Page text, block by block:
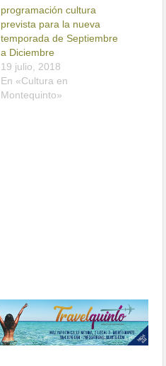
programación cultura
prevista para la nueva
temporada de Septiembre
a Diciembre
19 julio, 2018
En «Cultura en
Montequinto»